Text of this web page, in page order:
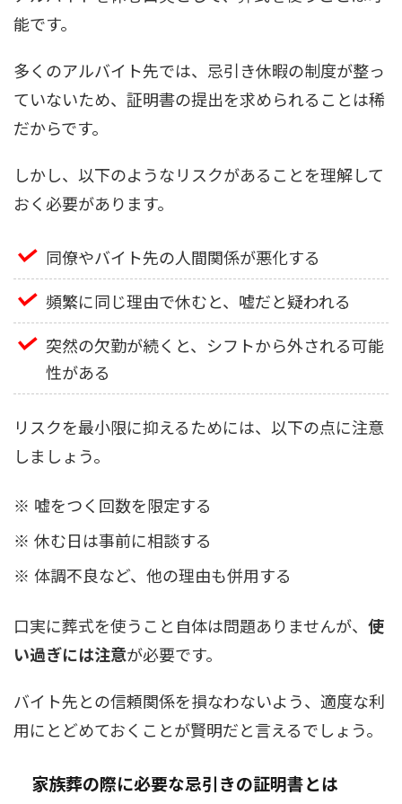
能です。
多くのアルバイト先では、忌引き休暇の制度が整っ
ていないため、証明書の提出を求められることは稀
だからです。
しかし、以下のようなリスクがあることを理解して
おく必要があります。
同僚やバイト先の人間関係が悪化する
頻繁に同じ理由で休むと、嘘だと疑われる
突然の欠勤が続くと、シフトから外される可能
性がある
リスクを最小限に抑えるためには、以下の点に注意
しましょう。
嘘をつく回数を限定する
休む日は事前に相談する
体調不良など、他の理由も併用する
口実に葬式を使うこと自体は問題ありませんが、 使
い過ぎには注意が必要です。
バイト先との信頼関係を損なわないよう、適度な利
用にとどめておくことが賢明だと言えるでしょう。
家族葬の際に必要な忌引きの証明書とは